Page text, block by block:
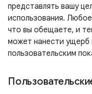
представлять вашу
использования.
что вы обещаете, и
может нанести ущерб
пользовательским